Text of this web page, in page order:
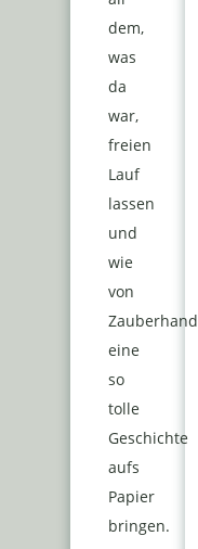
dem,
was
da
war,
freien
Lauf
lassen
und
wie
von
Zauberhand
eine
so
tolle
Geschichte
aufs
Papier
bringen.